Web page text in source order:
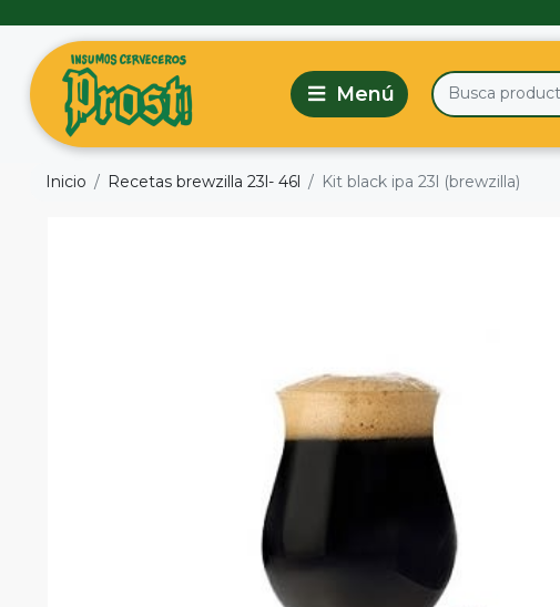
Inicio Recetas brewzilla 23l- 46l Kit black ipa 23l (brewzilla)